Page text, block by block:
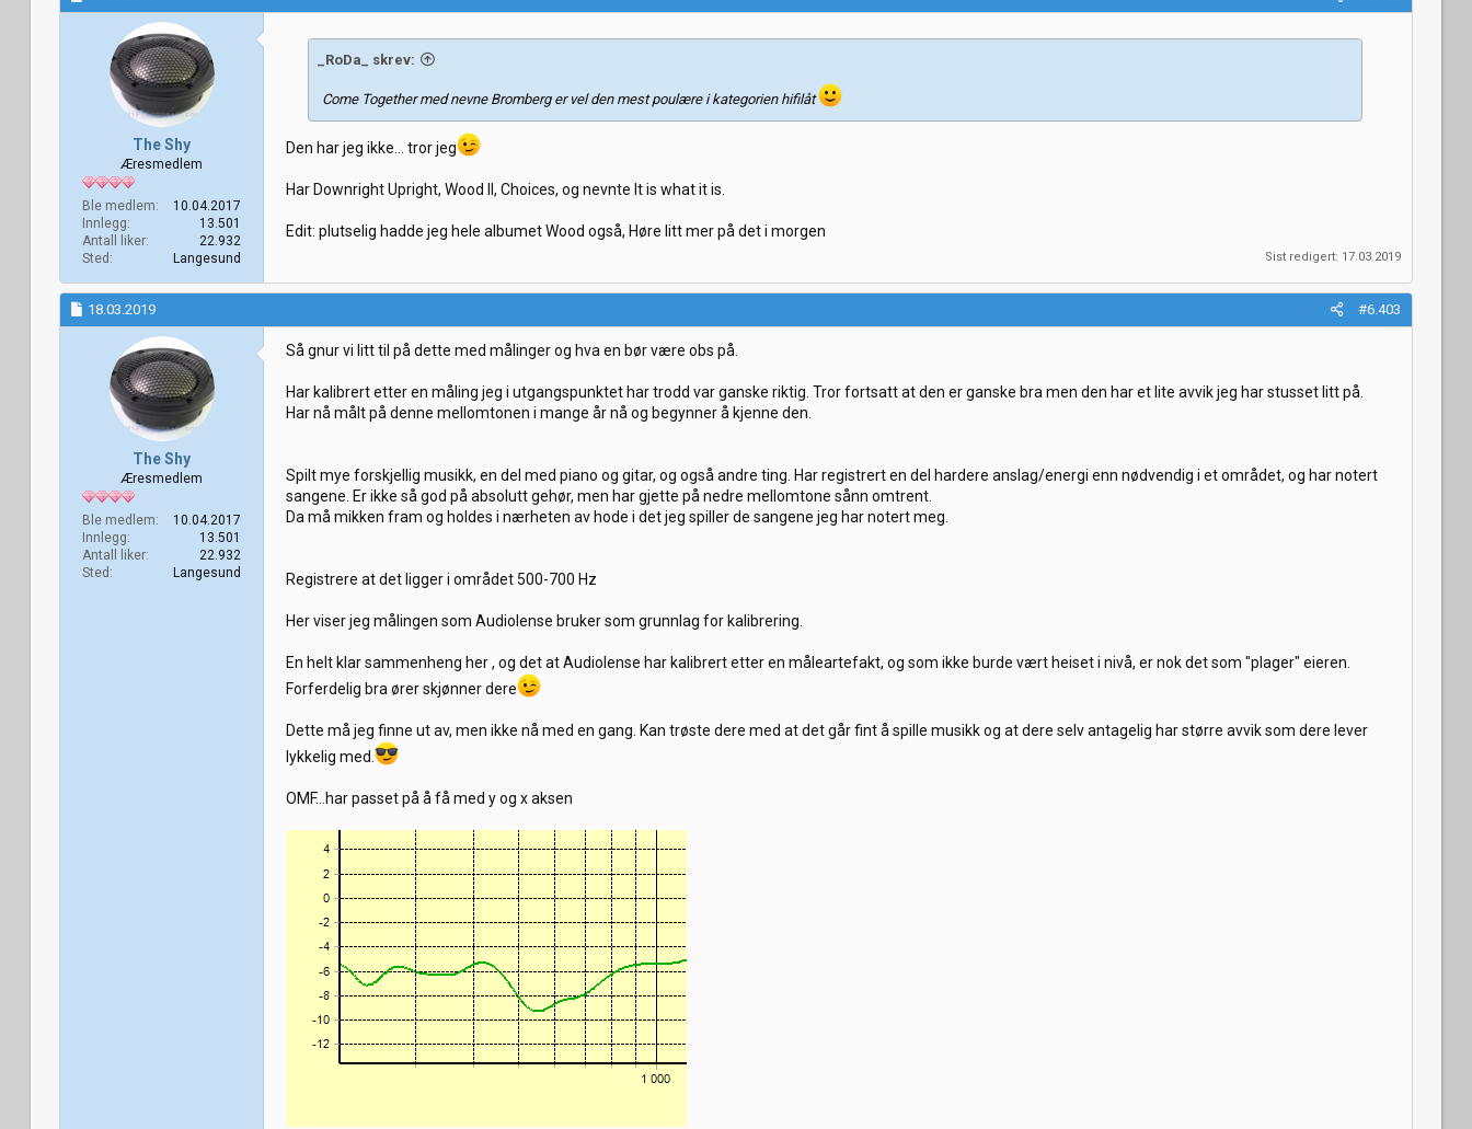
s
o
The Shy
Æresmedlem
Ble medlem
10.04.2017
Innlegg
13.501
Antall liker
22.932
Sted
Langesund
_RoDa_ skrev:
Come Together med nevne Bromberg er vel den mest poulære i kategorien hifilåt
Den har jeg ikke... tror jeg
Har Downright Upright, Wood ll, Choices, og nevnte It is what it is.
Edit: plutselig hadde jeg hele albumet Wood også, Høre litt mer på det i morgen
Sist redigert: 17.03.2019
18.03.2019 #6.403
The Shy
Æresmedlem
Ble medlem
10.04.2017
Innlegg
13.501
Antall liker
22.932
Sted
Langesund
Så gnur vi litt til på dette med målinger og hva en bør være obs på.
Har kalibrert etter en måling jeg i utgangspunktet har trodd var ganske riktig. Tror fortsatt at den er ganske bra men den har et lite avvik jeg har stusset litt på.
Har nå målt på denne mellomtonen i mange år nå og begynner å kjenne den.
Spilt mye forskjellig musikk, en del med piano og gitar, og også andre ting. Har registrert en del hardere anslag/energi enn nødvendig i et området, og har notert
sangene. Er ikke så god på absolutt gehør, men har gjette på nedre mellomtone sånn omtrent.
Da må mikken fram og holdes i nærheten av hode i det jeg spiller de sangene jeg har notert meg.
Registrere at det ligger i området 500-700 Hz
Her viser jeg målingen som Audiolense bruker som grunnlag for kalibrering.
En helt klar sammenheng her , og det at Audiolense har kalibrert etter en måleartefakt, og som ikke burde vært heiset i nivå, er nok det som "plager" eieren.
Forferdelig bra ører skjønner dere
Dette må jeg finne ut av, men ikke nå med en gang. Kan trøste dere med at det går fint å spille musikk og at dere selv antagelig har større avvik som dere lever
lykkelig med.
OMF...har passet på å få med y og x aksen